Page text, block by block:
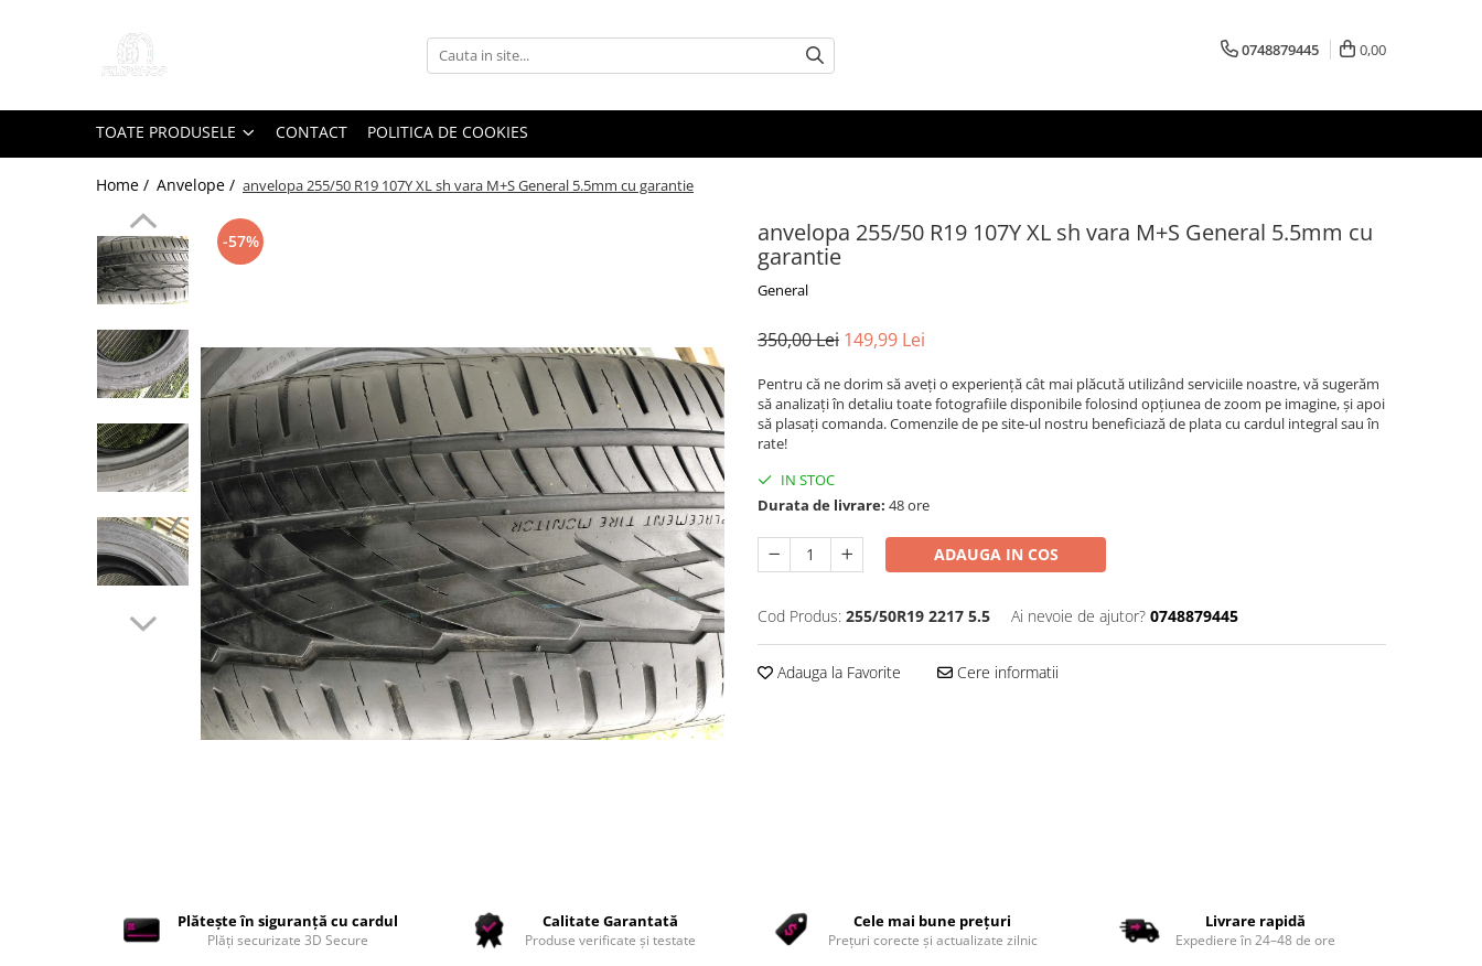
Toate Produsele
Anvelope Second-Hand
Anvelope SH iarna
Anvelope SH vara
Capace Jante
Jante Second-Hand
Accesorii Auto
Padele Auto
Accesorii Exterior Auto
Accesorii interior auto
Huse Scaun
Pistoale de curatat (tornadoare)
Accesorii scule
0748879445 0,00
TOATE PRODUSELE CONTACT POLITICA DE COOKIES
Home / Anvelope / anvelopa 255/50 R19 107Y XL sh vara M+S General 5.5mm cu garantie
anvelopa 255/50 R19 107Y XL sh vara M+S General 5.5mm cu
garantie
General
-57%
350,00 Lei 149,99 Lei
Pentru că ne dorim să aveți o experiență cât mai plăcută utilizând serviciile noastre, vă sugerăm
să analizați în detaliu toate fotografiile disponibile folosind opțiunea de zoom pe imagine, și apoi
să plasați comanda. Comenzile de pe site-ul nostru beneficiază de plata cu cardul integral sau în
rate!
IN STOC
Durata de livrare: 48 ore
ADAUGA IN COS
Cod Produs: 255/50R19 2217 5.5 Ai nevoie de ajutor? 0748879445
Adauga la Favorite Cere informatii
Plătește în siguranță cu cardul
Plăți securizate 3D Secure
Calitate Garantată
Produse verificate și testate
Cele mai bune prețuri
Prețuri corecte și actualizate zilnic
Livrare rapidă
Expediere în 24–48 de ore